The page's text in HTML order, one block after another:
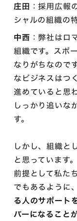
庄田 ：採用広報
シャルの組織の
中西 ：弊社はロ
組織です。スポ
なりがちなので
なビジネスはつ
進めていると思
しっかり追いな
す。
しかし、組織と
と思っています。
前提として私た
でもあるように
る人のサポート
バーになること